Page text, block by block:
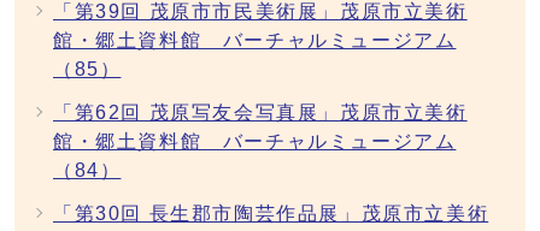
「第39回 茂原市市民美術展」茂原市立美術
館・郷土資料館 バーチャルミュージアム
（85）
「第62回 茂原写友会写真展」茂原市立美術
館・郷土資料館 バーチャルミュージアム
（84）
「第30回 長生郡市陶芸作品展」茂原市立美術